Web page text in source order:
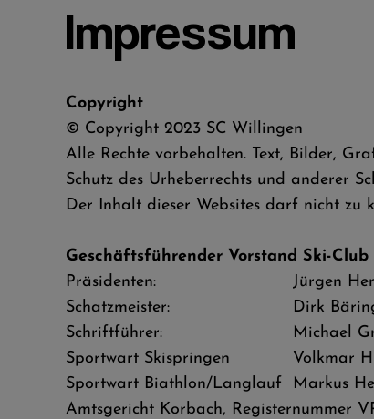
Impressum
Copyright
© Copyright 2023 SC Willingen
Alle Rechte vorbehalten. Text, Bilder,
Schutz des Urheberrechts und anderer
Der Inhalt dieser Websites darf nicht zu
Geschäftsführender Vorstand Ski-Club
Präsidenten:
Jürgen
Schatzmeister:
Dirk
Schriftführer:
Michael
Sportwart Skispringen
Volkmar
Sportwart Biathlon/Langlauf
Markus
Amtsgericht Korbach, Registernummer